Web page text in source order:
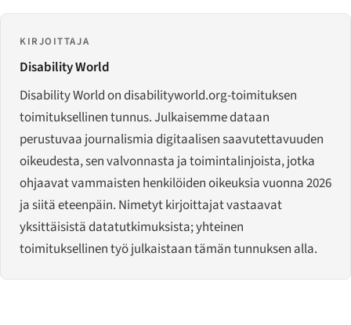
KIRJOITTAJA
Disability World
Disability World on disabilityworld.org-toimituksen
toimituksellinen tunnus. Julkaisemme dataan
perustuvaa journalismia digitaalisen saavutettavuuden
oikeudesta, sen valvonnasta ja toimintalinjoista, jotka
ohjaavat vammaisten henkilöiden oikeuksia vuonna 2026
ja siitä eteenpäin. Nimetyt kirjoittajat vastaavat
yksittäisistä datatutkimuksista; yhteinen
toimituksellinen työ julkaistaan tämän tunnuksen alla.